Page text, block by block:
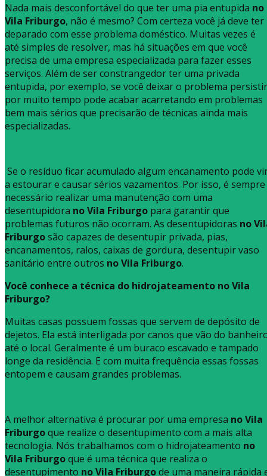
Nada mais desconfortável do que ter uma pia entupida no
Vila Friburgo, não é mesmo? Com certeza você já deve ter
deparado com esse problema doméstico. Muitas vezes é
até simples de resolver, mas há situações em que você
precisa de uma empresa especializada para fazer esses
serviços. Além de ser constrangedor ter uma privada
entupida, por exemplo, se você deixar o problema persistir
por muito tempo pode acabar acarretando em problemas
bem mais sérios que precisarão de técnicas ainda mais
especializadas.
Se o resíduo ficar acumulado algum encanamento pode
a estourar e causar sérios vazamentos. Por isso, é sempre
necessário realizar uma manutenção com uma
desentupidora no Vila Friburgo para garantir que
problemas futuros não ocorram. As desentupidoras no
Friburgosão capazes de desentupir privada, pias,
encanamentos, ralos, caixas de gordura, desentupir vaso
sanitário entre outros no Vila Friburgo.
Você conhece a técnica do hidrojateamento no Vila
Friburgo?
Muitas casas possuem fossas que servem de depósito de
dejetos. Ela está interligada por canos que vão do
até o local. Geralmente é um buraco escavado e tampado
longe da residência. E com muita frequência essas fossas
entopem e causam grandes problemas.
A melhor alternativa é procurar por uma empresa no Vila
Friburgoque realize o desentupimento com a mais alta
tecnologia. Nós trabalhamos com o hidrojateamento no
Vila Friburgoque é uma técnica que realiza o
desentupimento no Vila Friburgode uma maneira rápida